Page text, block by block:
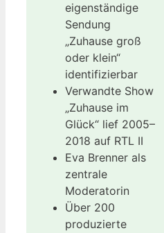
eigenständige
Sendung
„Zuhause groß
oder klein“
identifizierbar
Verwandte Show
„Zuhause im
Glück“ lief 2005–
2018 auf RTL II
Eva Brenner als
zentrale
Moderatorin
Über 200
produzierte